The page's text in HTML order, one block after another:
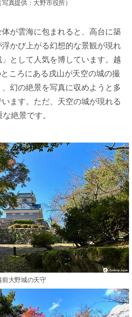
真提供：大野市役所）
が雲海に包まれると、高台に築
かび上がる幻想的な景観が現れ
として人気を博しています。越
ころにある戌山が天空の城の撮
幻の絶景を写真に収めようと多
ます。ただ、天空の城が現れる
絶景です。
前大野城の天守